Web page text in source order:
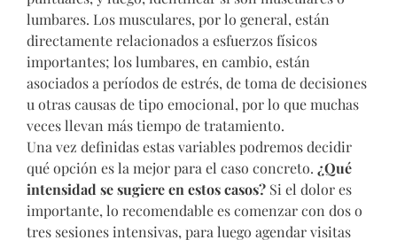
lumbares. Los musculares, por lo general, están
directamente relacionados a esfuerzos físicos
importantes; los lumbares, en cambio, están
asociados a períodos de estrés, de toma de decisiones
u otras causas de tipo emocional, por lo que muchas
veces llevan más tiempo de tratamiento.
Una vez definidas estas variables podremos decidir
qué opción es la mejor para el caso concreto. ¿Qué
intensidad se sugiere en estos casos? Si el dolor es
importante, lo recomendable es comenzar con dos o
tres sesiones intensivas, para luego agendar visitas